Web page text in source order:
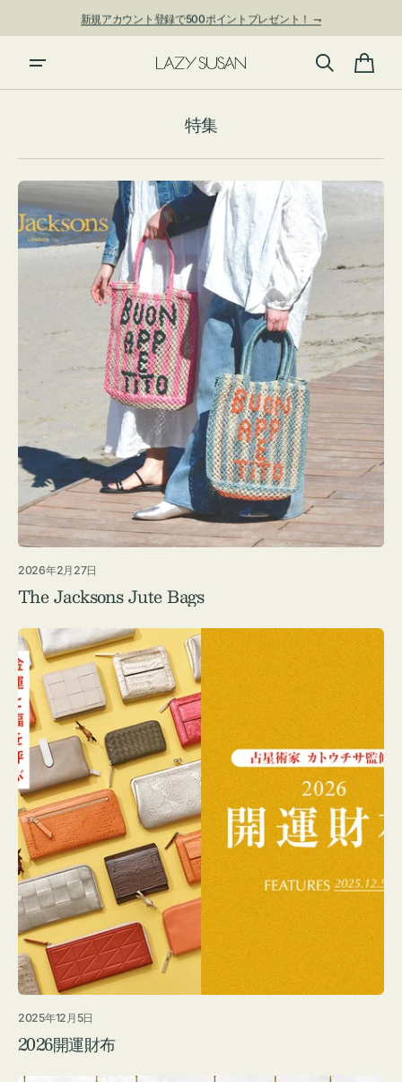
む
新規アカウント登録で500ポイントプレゼント！ ⇁
カ
特集
2026年2月27日
The Jacksons Jute Bags
2025年12月5日
2026開運財布